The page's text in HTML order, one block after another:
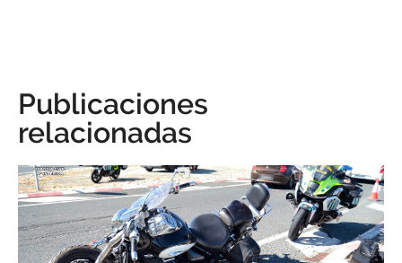
Publicaciones
relacionadas